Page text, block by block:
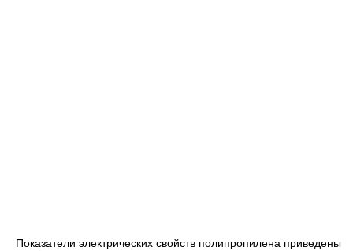
Показатели электрических свойств полипропилена приведены